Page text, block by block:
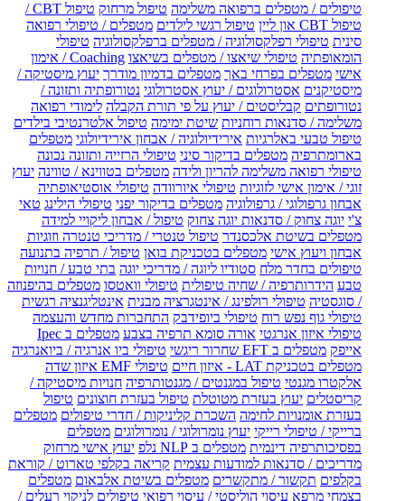
טיפולים / מטפלים ברפואה משלימה טיפול מרחוק
טיפול CBT /
טיפול CBT און ליין
טיפול רגשי לילדים מטפלים / טיפולי רפואה
סינית טיפולי רפלקסולוגיה / מטפלים ברפלקסולוגיה טיפולי
הומאופתיה טיפולי שיאצו / מטפלים בשיאצו
Coaching / אימון
אישי מטפלים בפרחי באך מטפלים בדמיון מודרך יעוץ מיסטיקה /
מיסטיקנים אסטרולוגים / יעוץ אסטרולוגי נטורופתיה ותזונה /
נטורופתים קבליסטים / יעוץ על פי תורת הקבלה לימודי רפואה
משלימה / סדנאות רוחניות שיטת ימימה טיפול אלטרנטיבי בילדים
טיפול טבעי באלרגיות אירידיולוגיה / אבחון אירידיולוגי מטפלים
בארומתרפיה מטפלים בדיקור סיני טיפולי הרזייה ותזונה נכונה
טיפולי רפואה משלימה להריון ולידה מטפלים בטווינא / טווינה יעוץ
זוגי / אימון אישי לזוגיות טיפולי איורוודה טיפולי אוסטיאופתיה
אבחון גרפולוגי / גרפולוגיה מטפלים בדיקור יפני טיפולי הילינג טאי
צ'י יוגה צחוק / סדנאות יוגה צחוק טיפול / אבחון ליקויי למידה
מטפלים בשיטת אלכסנדר טיפול טנטרי / מדריכי טנטרה וזוגיות
אבחון ויעוץ אישי מטפלים בטכניקת בואן טיפול / תרפיה בתנועה
טיפולים בחדר מלח סטודיו ליוגה / מדריכי יוגה בתי טבע / חנויות
טבע הידרותרפיה / שחיה טיפולית טיפולי וואטסו מטפלים בהיפנוזה
/ סוגסטיה טיפולי רולפינג / אינטגרציה מבנית אינטליגנציה רגשית
טיפולי גוף נפש רוח טיפולי ביופידבק התחברות מחדש והעצמה
טיפולי איזון אנרגטי אורה סומא תרפיה בצבע
מטפלים ב Ipec
אייפק מטפלים ב EFT שחרור ריגשי
טיפולי ביו אנרגיה / ביואנרגיה
מטפלים בטכניקת LAT - איזון חיים
טיפולי EMF איזון שדה
אלקטרו מגנטי טיפול במגנטים / מגנטותרפיה חנויות מיסטיקה /
קריסטלים יעוץ בעזרת מטוטלת טיפול בעזרת חוצונים טיפול
בעזרת אומנויות לחימה השכרת קליניקות / חדרי טיפולים מטפלים
ברייקי / טיפולי רייקי יעוץ נומרולוגי / נומרולוגים מטפלים
בפסיכותרפיה דינמית מטפלים ב NLP נלפ
יעוץ אישי מרחוק
מדריכים / סדנאות למודעות עצמית קריאה בקלפי טארוט / קוראת
בקלפים תקשור / מתקשרים מטפלים בשיטת אלבאום מטפלים
בצמחי מרפא עיסוי הוליסטי / עיסוי רפואי טיפולים לניקוי רעלים /